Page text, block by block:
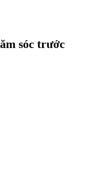
sóc trước